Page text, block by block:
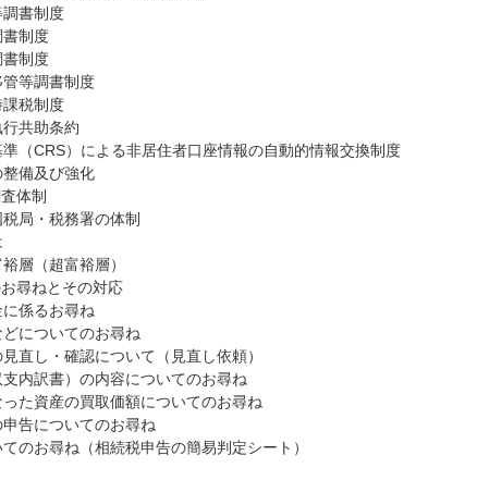
調書制度
制度
書制度
等調書制度
課税制度
共助条約
（CRS）による非居住者口座情報の自動的情報交換制度
備及び強化
体制
局・税務署の体制
層（超富裕層）
尋ねとその対応
係るお尋ね
についてのお尋ね
直し・確認について（見直し依頼）
内訳書）の内容についてのお尋ね
た資産の買取価額についてのお尋ね
告についてのお尋ね
のお尋ね（相続税申告の簡易判定シート）